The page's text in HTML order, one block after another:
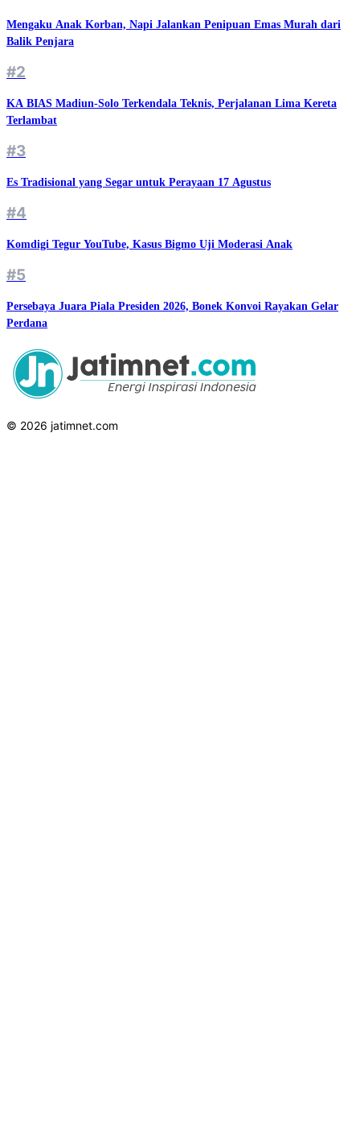
Mengaku Anak Korban, Napi Jalankan Penipuan Emas Murah dari
Balik Penjara
#2
KA BIAS Madiun-Solo Terkendala Teknis, Perjalanan Lima Kereta
Terlambat
#3
Es Tradisional yang Segar untuk Perayaan 17 Agustus
#4
Komdigi Tegur YouTube, Kasus Bigmo Uji Moderasi Anak
#5
Persebaya Juara Piala Presiden 2026, Bonek Konvoi Rayakan Gelar
Perdana
© 2026 jatimnet.com